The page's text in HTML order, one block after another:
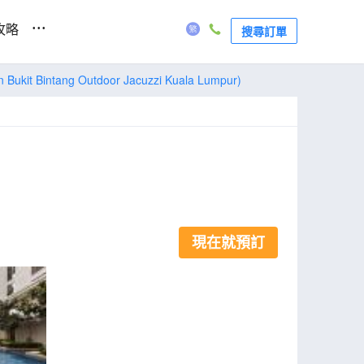
略 ... 搜尋訂單
Bukit Bintang Outdoor Jacuzzi Kuala Lumpur)
現在就預訂